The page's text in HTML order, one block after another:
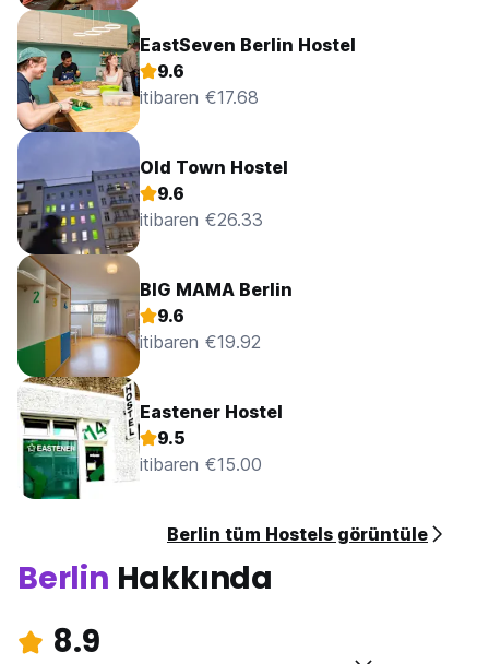
EastSeven Berlin Hostel
9.6
itibaren €17.68
Old Town Hostel
9.6
itibaren €26.33
BIG MAMA Berlin
9.6
itibaren €19.92
Eastener Hostel
9.5
itibaren €15.00
Berlin tüm Hostels görüntüle
Berlin Hakkında
8.9